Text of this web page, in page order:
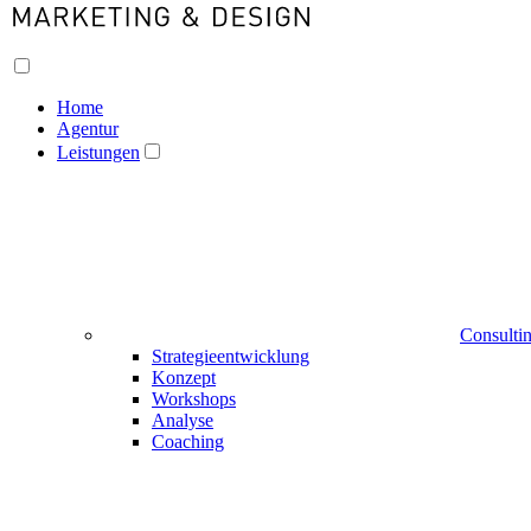
Home
Agentur
Leistungen
Strategieentwicklung
Konzept
Workshops
Analyse
Coaching